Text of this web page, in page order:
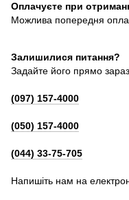
Оплачуєте при
Можлива попередня
Залишилися питання?
Задайте його прямо
(097) 157-4000
(050) 157-4000
(044) 33-75-705
Напишіть нам на